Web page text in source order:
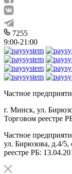
7255
9:00-21:00
Частное
г. Минск, ул.
Торговом реестре
Частное
ул. Бирюзова, д.4/5,
реестре РБ: